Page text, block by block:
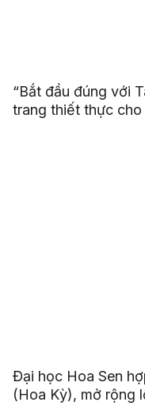
“Bắt đầu đúng với
trang thiết thực
Đại học Hoa Sen
(Hoa Kỳ), mở rộng